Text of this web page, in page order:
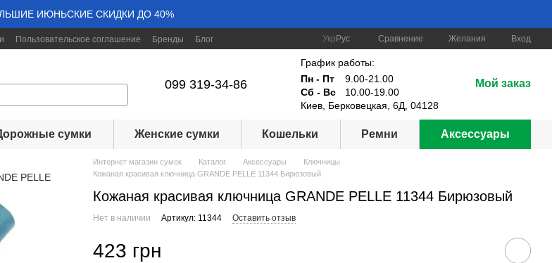
ИЮНЬСКИЕ СКИДКИ ДО 40%
Пользовательское соглашение Бренды
Блог
Укр Рус Сравнение Желания Вход
099 319-34-86
График работы:
Пн - Пт
9.00-21.00
Сб - Вс
10.00-19.00
Киев, Берковецкая, 6Д, 04128
Мой заказ
сумки Женские сумки Кошельки Ремни Аксессуары
Интернет магазин сумок Каталог Аксессуары
Ключницы
Кожаная красивая ключница GRANDE PELLE 11344 Бирюзовый
Кожаная красивая ключница GRANDE PELLE 11344 Бирюзовый
Нет в наличии Артикул: 11344 Оставить отзыв
423 грн